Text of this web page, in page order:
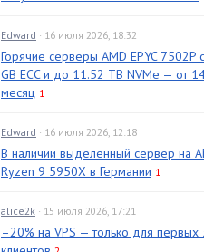
Edward · 16 июля 2026, 18:32
Горячие серверы AMD EPYC 7502P
GB ECC и до 11.52 TB NVMe — от
месяц 1
Edward · 16 июля 2026, 12:18
В наличии выделенный сервер на
Ryzen 9 5950X в Германии 1
alice2k · 15 июля 2026, 17:21
–20% на VPS — только для первых